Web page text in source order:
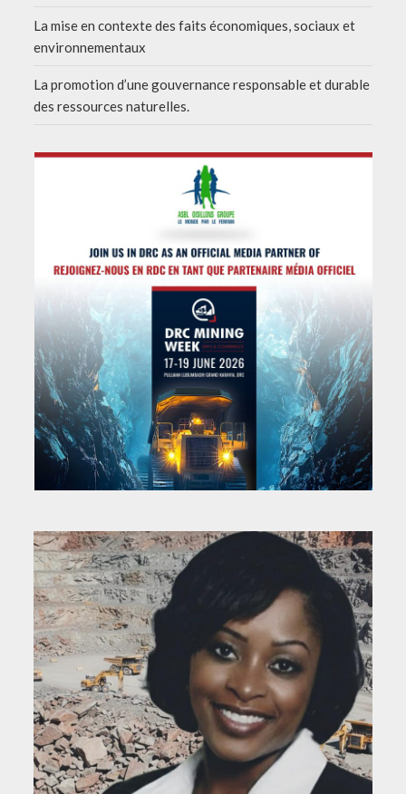
La mise en contexte des faits économiques, sociaux et
environnementaux
La promotion d’une gouvernance responsable et durable
des ressources naturelles.